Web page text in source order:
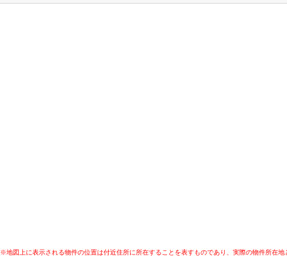
※地図上に表示される物件の位置は付近住所に所在することを表すものであり、実際の物件所在地